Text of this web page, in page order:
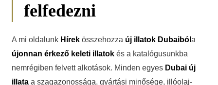
felfedezni
A mi oldalunk Hírek összehozza új illatok Dubaiból a
újonnan érkező keleti illatok és a katalógusunkba
nemrégiben felvett alkotások. Minden egyes Dubai új
illata a szagazonossága, gyártási minősége, illóolaj-